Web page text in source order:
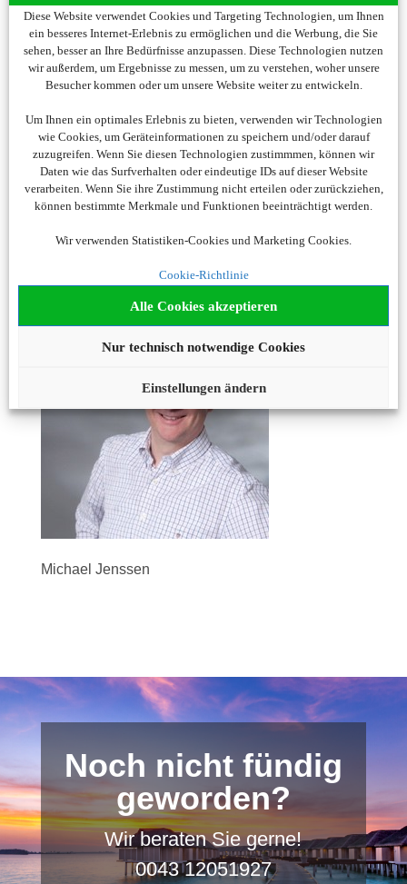
Diese Website verwendet Cookies und Targeting Technologien, um Ihnen
ein besseres Internet-Erlebnis zu ermöglichen und die Werbung, die Sie
sehen, besser an Ihre Bedürfnisse anzupassen. Diese Technologien nutzen
wir außerdem, um Ergebnisse zu messen, um zu verstehen, woher unsere
Besucher kommen oder um unsere Website weiter zu entwickeln.
Um Ihnen ein optimales Erlebnis zu bieten, verwenden wir Technologien
wie Cookies, um Geräteinformationen zu speichern und/oder darauf
zuzugreifen. Wenn Sie diesen Technologien zustimmmen, können wir
Daten wie das Surfverhalten oder eindeutige IDs auf dieser Website
verarbeiten. Wenn Sie ihre Zustimmung nicht erteilen oder zurückziehen,
können bestimmte Merkmale und Funktionen beeinträchtigt werden.
Wir verwenden Statistiken-Cookies und Marketing Cookies.
Cookie-Richtlinie
Alle Cookies akzeptieren
Nur technisch notwendige Cookies
Einstellungen ändern
Produkten und hervorragendem Service unseren
KundInnen einen echten Nutzen und Mehrwert zu
bieten. Seit über 15 Jahren wissen auch unsere
KundInnen unseren Service sehr zu schätzen und
Ich danke Ihnen im Namen meiner
MitarbeiterInnen für Ihre Treue und Ihr Vertrauen
und wünsche Ihnen allseits schöne und
erholsame Urlaubstage und erlebnisreiche Reisen
in alle Welt!
Herzlichst Ihr
Michael Jenssen
Noch nicht fündig
geworden?
Wir beraten Sie gerne!
0043 12051927